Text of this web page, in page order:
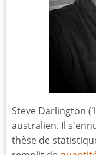
Steve Darlington
australien. Il
thèse de